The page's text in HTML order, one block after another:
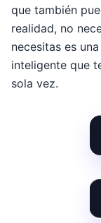
que también
realidad, no
necesitas es
inteligente que
sola vez.